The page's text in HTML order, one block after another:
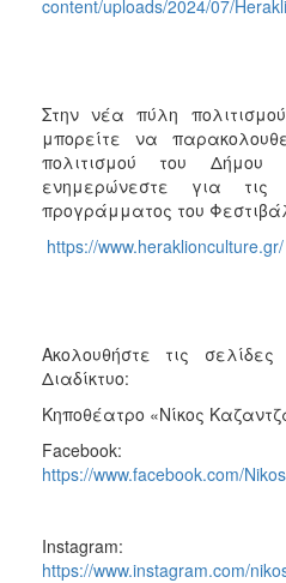
content/uploads/2024/07/
Στην νέα πύλη
μπορείτε να
πολιτισμού του
ενημερώνεστε για
προγράμματος του
https://www.heraklionculture.gr/
Ακολουθήστε τις
Διαδίκτυο:
Κηποθέατρο «Νίκος
Facebook:
https://www.facebook.com/
Instagram:
https://www.instagram.com/